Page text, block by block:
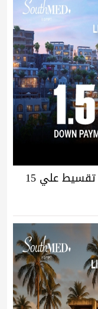
عرض لفترة محدودة مقدم 1.5% و تقسيط علي 15